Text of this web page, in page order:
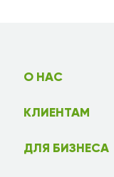
О НАС
КЛИЕНТАМ
ДЛЯ БИЗНЕСА